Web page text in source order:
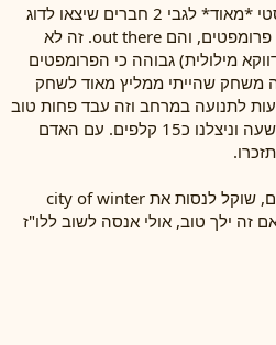
* Tacklebox- משחק סוריאליסטי *מאוד* לגבי 2 חברים שיצאו לדוג
יחד על אגם. יש חפיסה של 40 פרומפטים, והם out there. זה לא
מילולית) גבוהה כי הפרומפטים
משחק שהייתי ממליץ מאוד לשחק
לתנועה במרחב וזה עבד פחות טוב
אונליין. קצר יחסית, לקח כחצי שעה וניצלנו כ15 קלפים. עם האדם
יש לי עוד כמה כאלו, מעבר להם, שוקל לנסות את city of winter
זה ילך טוב, אולי אנסה לשוב ללו"ז